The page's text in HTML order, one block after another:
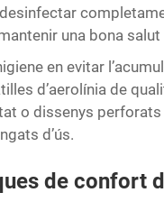
una bona
en evitar
d’aerolínia de
o dissenys
d’ús.
de confort